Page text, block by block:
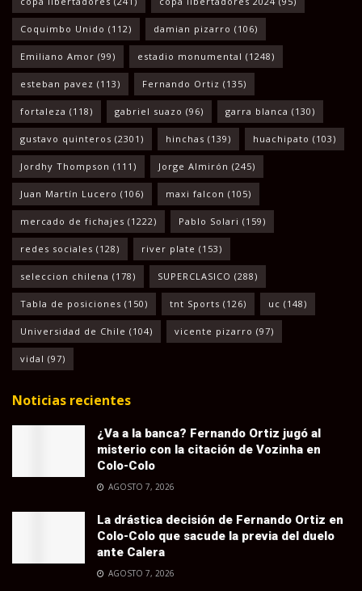
Coquimbo Unido (112) damian pizarro (106)
Emiliano Amor (99) estadio monumental (1248)
esteban pavez (113) Fernando Ortiz (135)
fortaleza (118) gabriel suazo (96) garra blanca (130)
gustavo quinteros (2301) hinchas (139) huachipato (103)
Jordhy Thompson (111) Jorge Almirón (245)
Juan Martín Lucero (106) maxi falcon (105)
mercado de fichajes (1222) Pablo Solari (159)
redes sociales (128) river plate (153)
seleccion chilena (178) SUPERCLASICO (288)
Tabla de posiciones (150) tnt Sports (126) uc (148)
Universidad de Chile (104) vicente pizarro (97)
vidal (97)
Noticias recientes
¿Va a la banca? Fernando Ortiz jugó al
misterio con la citación de Vozinha en
Colo-Colo
AGOSTO 7, 2026
La drástica decisión de Fernando Ortiz en
Colo-Colo que sacude la previa del duelo
ante Calera
AGOSTO 7, 2026